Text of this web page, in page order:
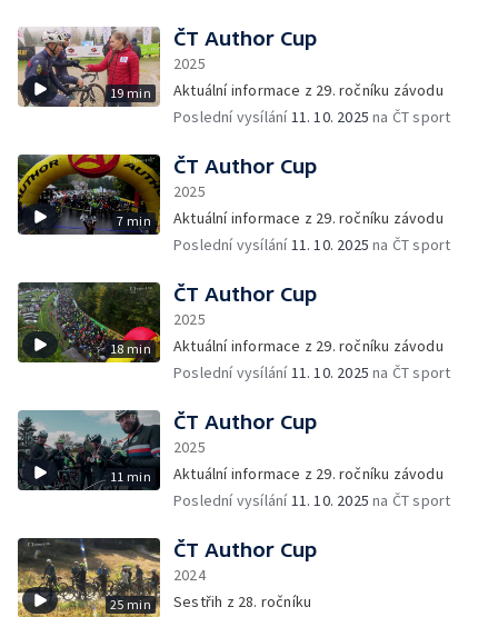
19 min
ČT Author Cup
2025
Aktuální informace z 29. ročníku závodu
Poslední vysílání11. 10. 2025 na ČT sport
7 min
ČT Author Cup
2025
Aktuální informace z 29. ročníku závodu
Poslední vysílání11. 10. 2025 na ČT sport
18 min
ČT Author Cup
2025
Aktuální informace z 29. ročníku závodu
Poslední vysílání11. 10. 2025 na ČT sport
11 min
ČT Author Cup
2025
Aktuální informace z 29. ročníku závodu
Poslední vysílání11. 10. 2025 na ČT sport
25 min
ČT Author Cup
2024
Sestřih z 28. ročníku